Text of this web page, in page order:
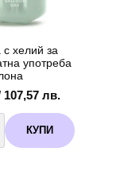
с хелий за
употреба
107,57 лв.
КУПИ